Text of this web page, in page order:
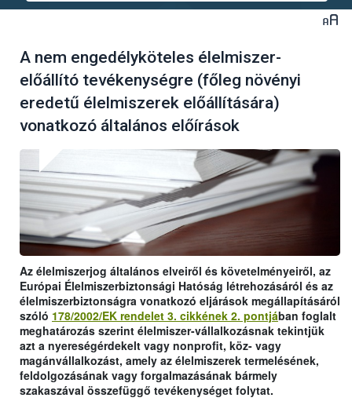
A nem engedélyköteles élelmiszer-
előállító tevékenységre (főleg növényi
eredetű élelmiszerek előállítására)
vonatkozó általános előírások
Az élelmiszerjog általános elveiről és követelményeiről, az
Európai Élelmiszerbiztonsági Hatóság létrehozásáról és az
élelmiszerbiztonságra vonatkozó eljárások megállapításáról
szóló 178/2002/EK rendelet 3. cikkének 2. pontjában foglalt
meghatározás szerint élelmiszer-vállalkozásnak tekintjük
azt a nyereségérdekelt vagy nonprofit, köz- vagy
magánvállalkozást, amely az élelmiszerek termelésének,
feldolgozásának vagy forgalmazásának bármely
szakaszával összefüggő tevékenységet folytat.